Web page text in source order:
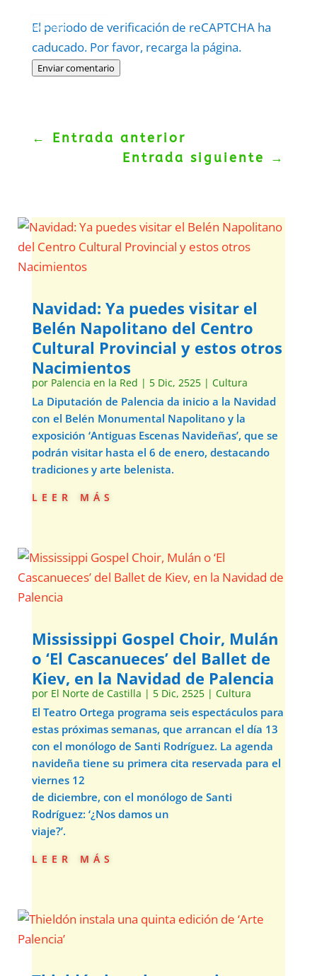
El periodo de verificación de reCAPTCHA ha
caducado. Por favor, recarga la página.
Enviar comentario
Politica–Términos.
← Entrada anterior
Entrada siguiente
→
Navidad: Ya puedes visitar el
Belén Napolitano del Centro
Cultural Provincial y estos otros
Nacimientos
por Palencia en la Red | 5 Dic, 2525| Cultura
La Diputación de Palencia da inicio a la Navidad
con el Belén Monumental Napolitano y la
exposición ‘Antiguas Escenas Navideñas’, que se
podrán visitar hasta el 6 de enero, destacando
tradiciones y arte belenista.
leer más
Mississippi Gospel Choir, Mulán
o ‘El Cascanueces’ del Ballet de
Kiev, en la Navidad de Palencia
por El Norte de Castilla | 5 Dic, 2525| Cultura
El Teatro Ortega programa seis espectáculos para
estas próximas semanas, que arrancan el día 13
con el monólogo de Santi Rodríguez. La agenda
navideña tiene su primera cita reservada para el
viernes 12
de diciembre, con el monólogo de Santi
Rodríguez: ‘¿Nos damos un
viaje?’.
leer más